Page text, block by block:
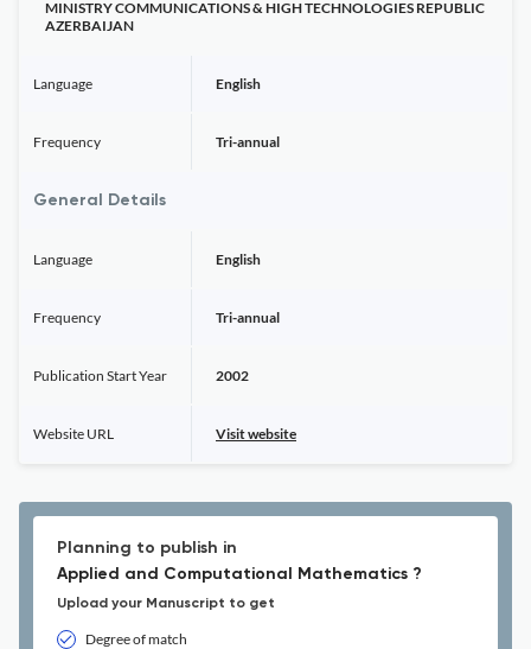
MINISTRY COMMUNICATIONS & HIGH TECHNOLOGIES REPUBLIC
AZERBAIJAN
Language English
Frequency Tri-annual
General Details
Language English
Frequency Tri-annual
Publication Start Year 2002
Website URL Visit website
Planning to publish in
Applied and Computational Mathematics ?
Upload your Manuscript to get
Degree of match